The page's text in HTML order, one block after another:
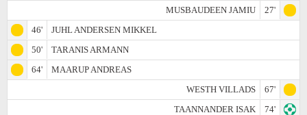
MUSBAUDEEN JAMIU
27'
46'
JUHL ANDERSEN MIKKEL
50'
TARANIS ARMANN
64'
MAARUP ANDREAS
WESTH VILLADS
67'
TAANNANDER ISAK
74'